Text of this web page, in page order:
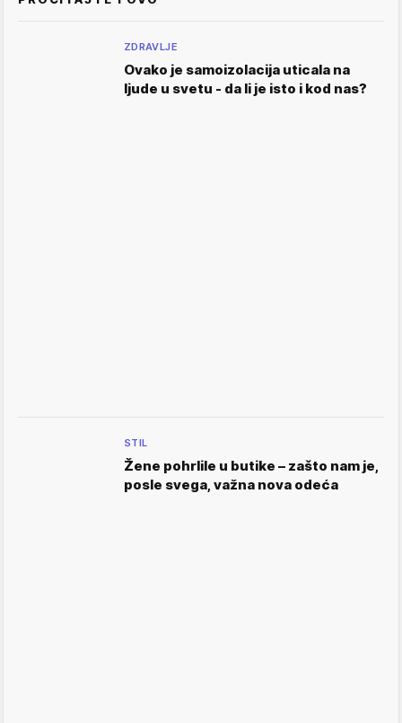
ZDRAVLJE
Ovako je samoizolacija uticala na
ljude u svetu - da li je isto i kod nas?
STIL
Žene pohrlile u butike – zašto nam je,
posle svega, važna nova odeća